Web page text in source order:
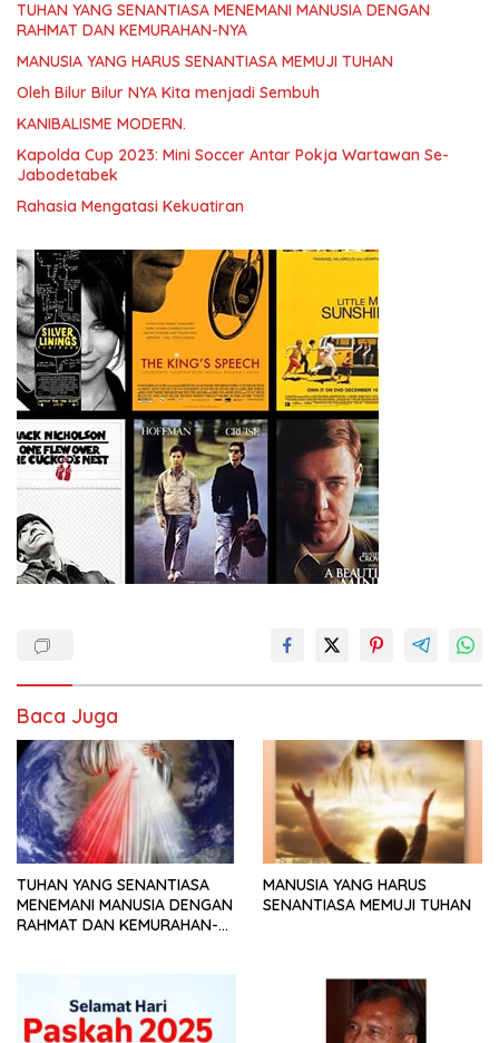
TUHAN YANG SENANTIASA MENEMANI MANUSIA DENGAN
RAHMAT DAN KEMURAHAN-NYA
MANUSIA YANG HARUS SENANTIASA MEMUJI TUHAN
Oleh Bilur Bilur NYA Kita menjadi Sembuh
KANIBALISME MODERN.
Kapolda Cup 2023: Mini Soccer Antar Pokja Wartawan Se-
Jabodetabek
Rahasia Mengatasi Kekuatiran
Baca Juga
TUHAN YANG SENANTIASA
MENEMANI MANUSIA DENGAN
RAHMAT DAN KEMURAHAN-
MANUSIA YANG HARUS
SENANTIASA MEMUJI TUHAN